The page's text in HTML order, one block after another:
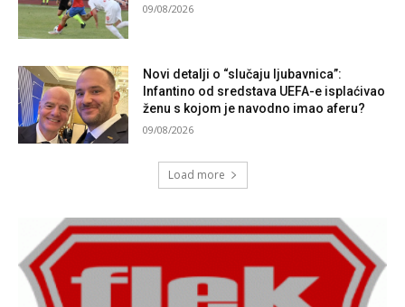
09/08/2026
Novi detalji o “slučaju ljubavnica”:
Infantino od sredstava UEFA-e isplaćivao
ženu s kojom je navodno imao aferu?
09/08/2026
Load more